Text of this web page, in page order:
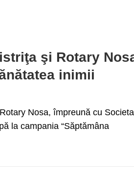
şi Rotary
inimii
Nosa, împreună cu
la campania “Săptămâna